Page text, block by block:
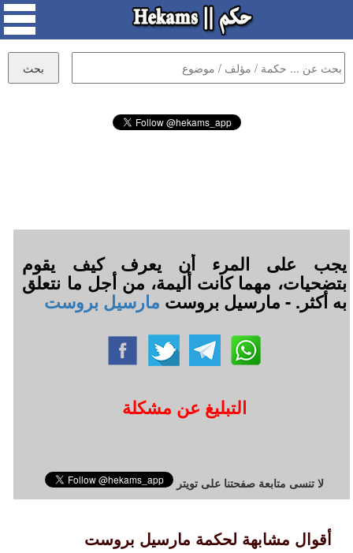
يجب على المرء أن يعرف كيف يقوم
بتضحيات، مهما كانت أليمة، من أجل ما نتعلق
به أكثر. - مارسيل بروست مارسيل بروست
التبليغ عن مشكلة
لا تنسى متابعة صفحتنا على تويتر
أقوال مشابهة لحكمة مارسيل بروست